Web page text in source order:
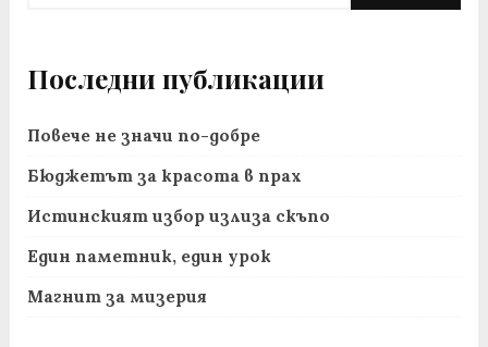
Последни публикации
Повече не значи по-добре
Бюджетът за красота в прах
Истинският избор излиза скъпо
Един паметник, един урок
Магнит за мизерия